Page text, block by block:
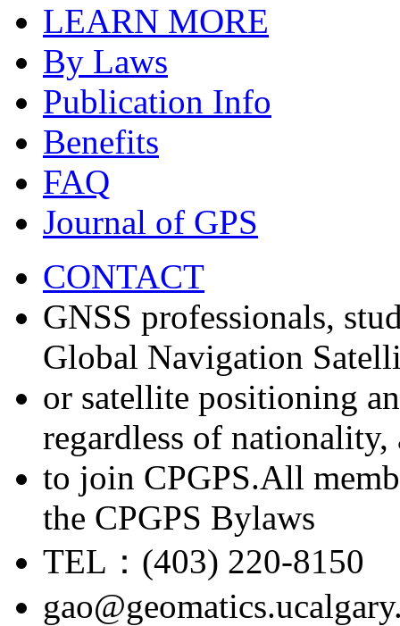
LEARN MORE
By Laws
Publication Info
Benefits
FAQ
Journal of GPS
CONTACT
GNSS professionals,
Global Navigation
or satellite positioning
regardless of nationality,
to join CPGPS.All
the CPGPS Bylaws
TEL：(403) 220-8150